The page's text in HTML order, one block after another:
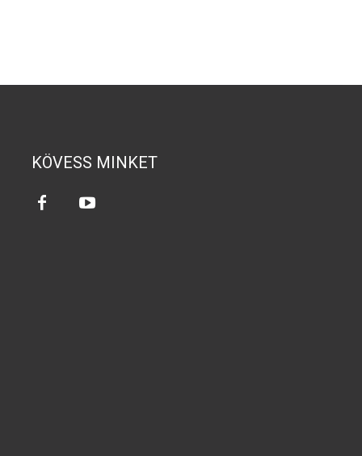
KÖVESS MINKET